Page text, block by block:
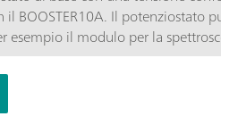
BOOSTER10A. Il potenziostato
il modulo per la
economico, che può essere
sono disponibili per controllare gli
integratore analogico integrato. In
parte delle tecniche